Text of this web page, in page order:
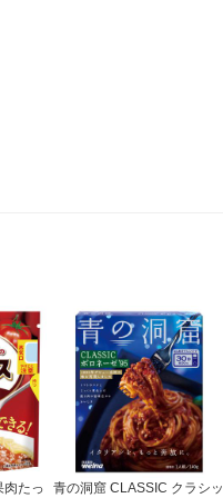
肉たっ
青の洞窟 CLASSIC クラシッ